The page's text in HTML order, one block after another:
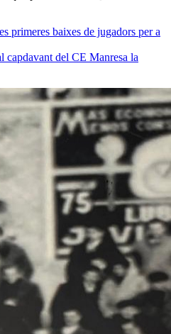
primeres baixes de jugadors per a
capdavant del CE Manresa la